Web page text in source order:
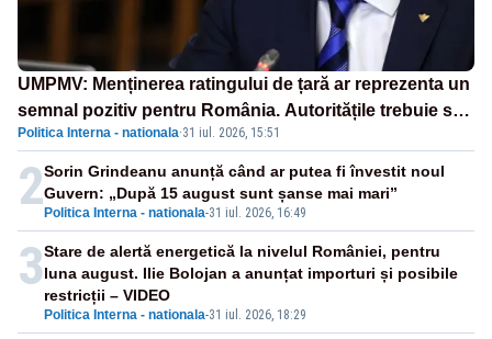
UMPMV: Menținerea ratingului de țară ar reprezenta un
semnal pozitiv pentru România. Autoritățile trebuie să
continue consolidarea stabilității economice și
financiare
Politica Interna - nationala·31 iul. 2026, 15:51
2 Politica Interna - nationala-31 iul. 2026, 16:49
Sorin Grindeanu anunță când ar putea fi învestit noul
Guvern: „După 15 august sunt șanse mai mari”
3
Politica Interna - nationala-31 iul. 2026, 18:29
Stare de alertă energetică la nivelul României, pentru
luna august. Ilie Bolojan a anunțat importuri și posibile
restricții – VIDEO